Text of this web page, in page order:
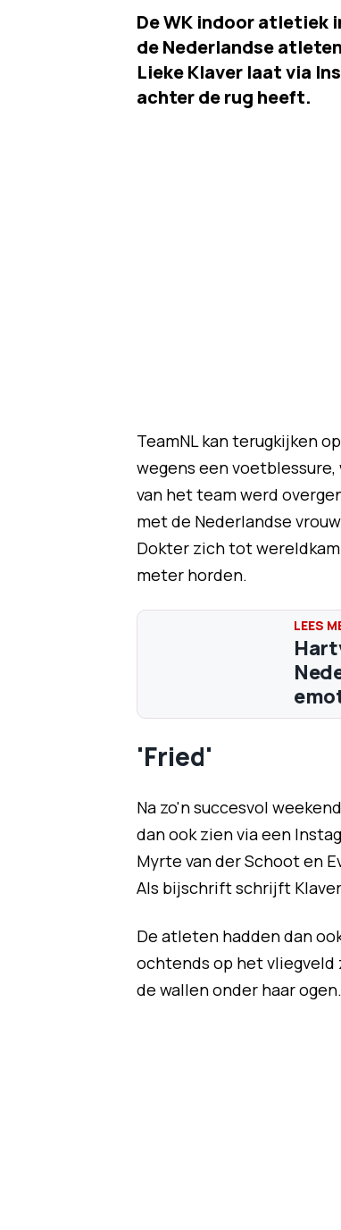
De WK indoor atletiek
de Nederlandse
Lieke Klaver laat via
achter de rug heeft.
TeamNL kan terugkijken
wegens een
van het team werd
met de Nederlandse
Dokter zich tot
meter horden.
'Fried'
Na zo'n succesvol
dan ook zien via een
Myrte van der Schoot en
Als bijschrift schrijft
De atleten hadden dan
ochtends op het vliegveld
de wallen onder haar ogen.